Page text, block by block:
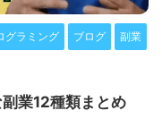
グラミング ブログ 副業
業12種類まとめ